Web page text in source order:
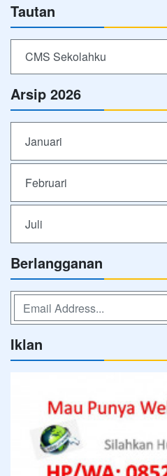
Tautan
CMS Sekolahku
Arsip 2026
Januari
Februari
Juli
Berlangganan
Iklan